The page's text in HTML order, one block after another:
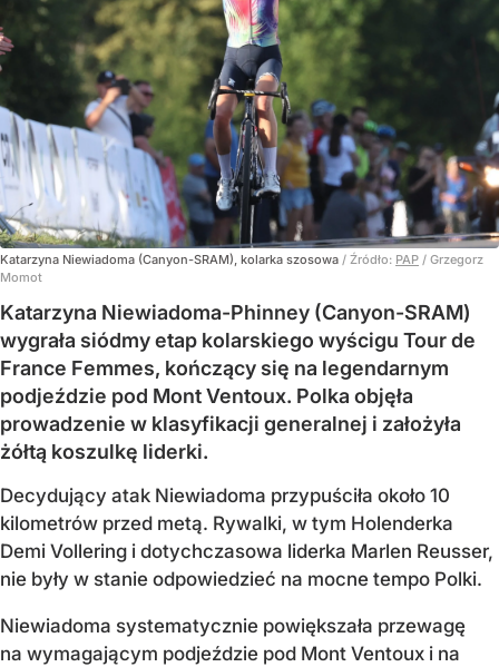
Katarzyna Niewiadoma (Canyon-SRAM), kolarka szosowa / Źródło: PAP / Grzegorz
Momot
Katarzyna Niewiadoma-Phinney (Canyon-SRAM)
wygrała siódmy etap kolarskiego wyścigu Tour de
France Femmes, kończący się na legendarnym
podjeździe pod Mont Ventoux. Polka objęła
prowadzenie w klasyfikacji generalnej i założyła
żółtą koszulkę liderki.
Decydujący atak Niewiadoma przypuściła około 10
kilometrów przed metą. Rywalki, w tym Holenderka
Demi Vollering i dotychczasowa liderka Marlen Reusser,
nie były w stanie odpowiedzieć na mocne tempo Polki.
Niewiadoma systematycznie powiększała przewagę
na wymagającym podjeździe pod Mont Ventoux i na